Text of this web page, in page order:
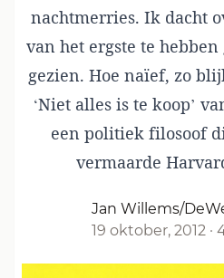
nachtmerries. Ik dacht
van het ergste te
gezien. Hoe naïef, zo
‘Niet alles is te koop’
een politiek filosoof
vermaarde
Jan Willems/
19 oktober, 2012 ·